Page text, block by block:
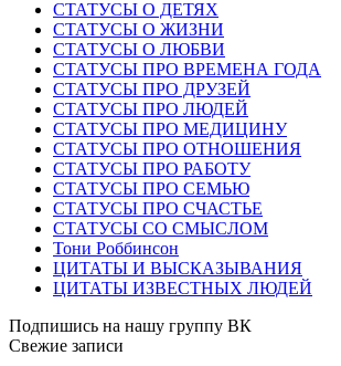
СТАТУСЫ О ДЕТЯХ
СТАТУСЫ О ЖИЗНИ
СТАТУСЫ О ЛЮБВИ
СТАТУСЫ ПРО ВРЕМЕНА ГОДА
СТАТУСЫ ПРО ДРУЗЕЙ
СТАТУСЫ ПРО ЛЮДЕЙ
СТАТУСЫ ПРО МЕДИЦИНУ
СТАТУСЫ ПРО ОТНОШЕНИЯ
СТАТУСЫ ПРО РАБОТУ
СТАТУСЫ ПРО СЕМЬЮ
СТАТУСЫ ПРО СЧАСТЬЕ
СТАТУСЫ СО СМЫСЛОМ
Тони Роббинсон
ЦИТАТЫ И ВЫСКАЗЫВАНИЯ
ЦИТАТЫ ИЗВЕСТНЫХ ЛЮДЕЙ
Подпишись на нашу группу ВК
Свежие записи